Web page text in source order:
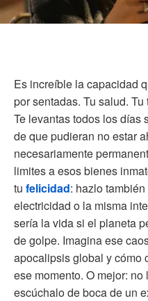
Es increíble la capacidad
por sentadas. Tu salud.
Te levantas todos los días
de que pudieran no estar
necesariamente
limites a esos bienes
tu felicidad: hazlo
electricidad o la misma
sería la vida si el planeta
de golpe. Imagina ese
apocalipsis global y cómo
ese momento. O mejor:
escúchalo de boca de un